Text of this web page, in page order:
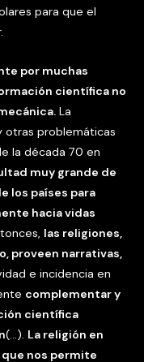
para que el
por muchas
científica no
La
otras problemáticas
la década 70 en
muy grande de
los países para
hacia vidas
las religiones,
proveen narrativas,
e incidencia en
complementar y
científica
(…). La religión en
nos permite